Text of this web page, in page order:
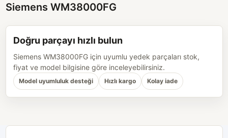
Siemens WM38000FG
Doğru parçayı hızlı bulun
Siemens WM38000FG için uyumlu yedek parçaları stok,
fiyat ve model bilgisine göre inceleyebilirsiniz.
Model uyumluluk desteği Hızlı kargo Kolay iade